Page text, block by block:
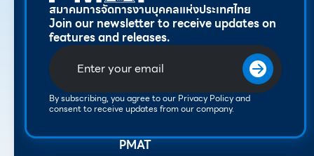
สมาคมการจัดการงานบุคคลแห่งประเทศไทย
Join our newsletter to receive updates on
features and releases.
By subscribing, you agree to our Privacy Policy and
consent to receive updates from our company.
PMAT